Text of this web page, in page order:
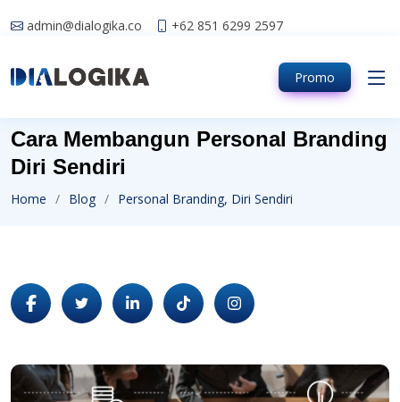
admin@dialogika.co +62 851 6299 2597
Promo
Cara Membangun Personal Branding
Diri Sendiri
Home Blog Personal Branding, Diri Sendiri